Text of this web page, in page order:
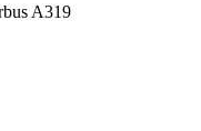
A319